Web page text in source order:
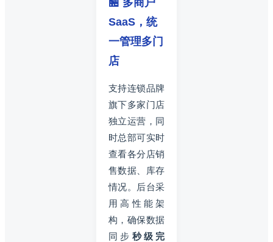
SaaS，统
一管理多门
店
支持连锁品牌
旗下多家门店
独立运营，同
时总部可实时
查看各分店销
售数据、库存
情况。后台采
用高性能架
构，确保数据
同步 秒级完